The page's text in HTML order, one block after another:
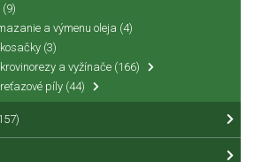
(9)
a výmenu oleja (4)
(3)
a vyžínače (166)
píly (44)